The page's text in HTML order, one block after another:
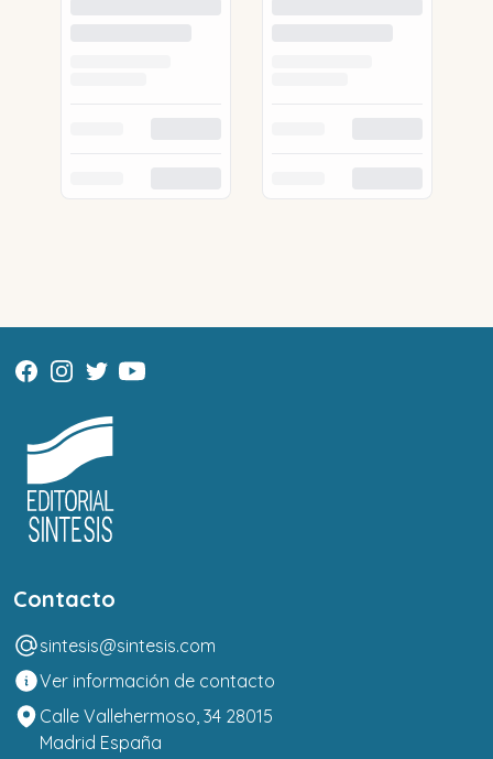
Contacto
sintesis@sintesis.com
Ver información de contacto
Calle Vallehermoso, 34 28015
Madrid España